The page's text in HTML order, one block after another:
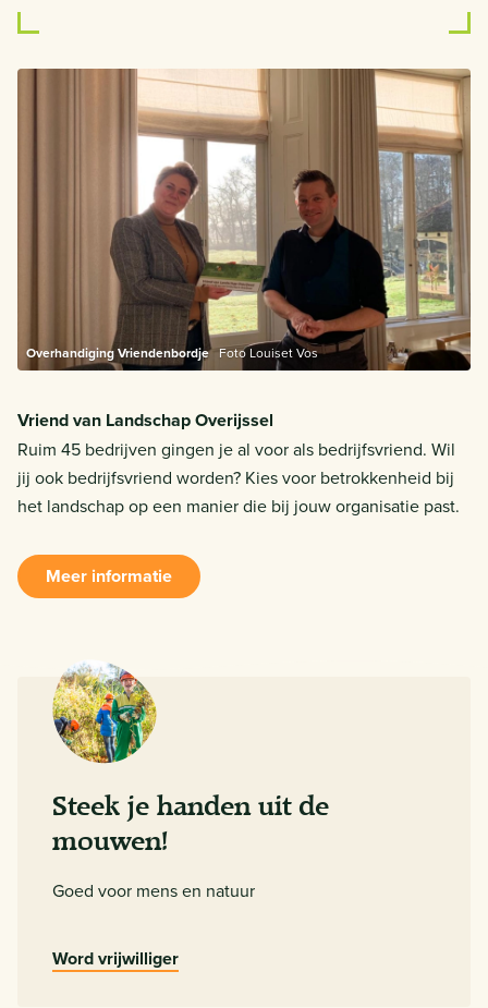
Overhandiging VriendenbordjeFoto Louiset Vos
Vriend van Landschap Overijssel
Ruim 45 bedrijven gingen je al voor als bedrijfsvriend. Wil
jij ook bedrijfsvriend worden? Kies voor betrokkenheid bij
het landschap op een manier die bij jouw organisatie past.
Meer informatie
Steek je handen uit de
mouwen!
Goed voor mens en natuur
Word vrijwilliger